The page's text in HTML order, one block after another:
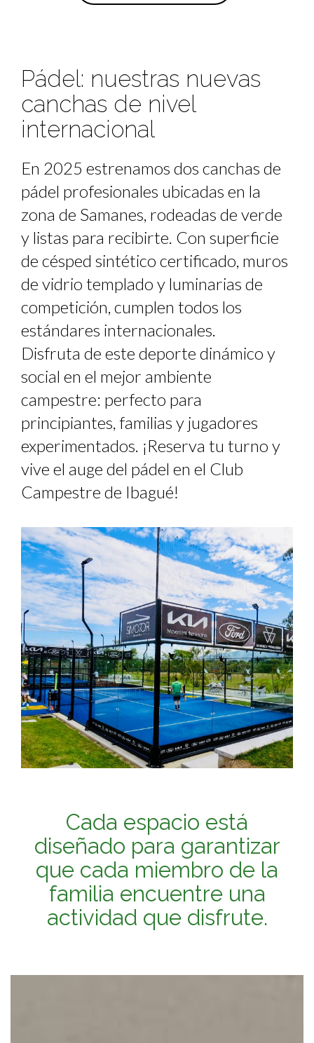
Pádel: nuestras nuevas
canchas de nivel
internacional
En 2025 estrenamos dos canchas de
pádel profesionales ubicadas en la
zona de Samanes, rodeadas de verde
y listas para recibirte. Con superficie
de césped sintético certificado, muros
de vidrio templado y luminarias de
competición, cumplen todos los
estándares internacionales.
Disfruta de este deporte dinámico y
social en el mejor ambiente
campestre: perfecto para
principiantes, familias y jugadores
experimentados. ¡Reserva tu turno y
vive el auge del pádel en el Club
Campestre de Ibagué!
Cada espacio está
diseñado para garantizar
que cada miembro de la
familia encuentre una
actividad que disfrute.